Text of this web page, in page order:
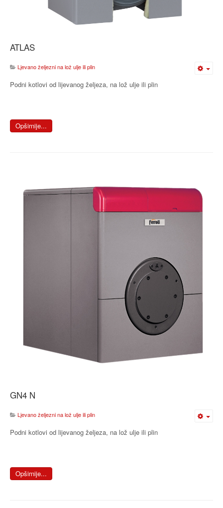
ATLAS
Ljevano željezni na lož ulje ili plin
Podni kotlovi od lijevanog željeza, na lož ulje ili plin
Opširnije...
GN4 N
Ljevano željezni na lož ulje ili plin
Podni kotlovi od lijevanog željeza, na lož ulje ili plin
Opširnije...